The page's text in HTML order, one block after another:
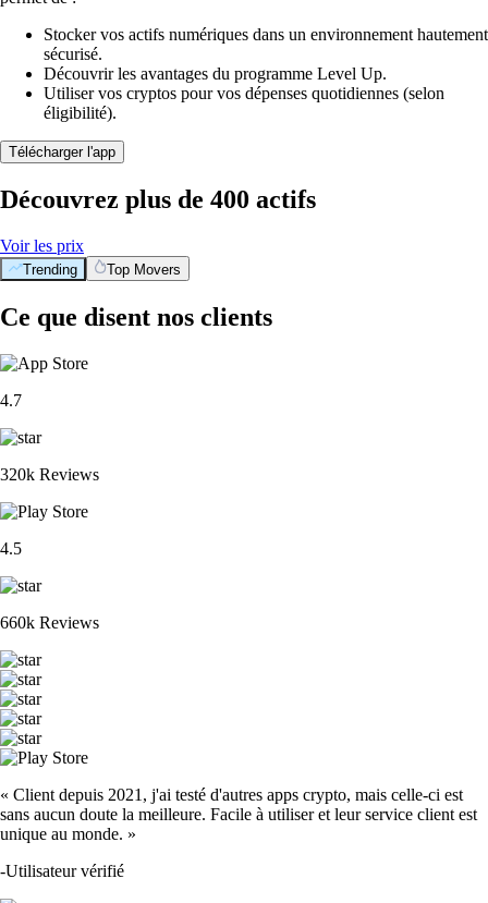
Stocker vos actifs numériques dans un environnement hautement
sécurisé.
Découvrir les avantages du programme Level Up.
Utiliser vos cryptos pour vos dépenses quotidiennes (selon
éligibilité).
Télécharger l'app
Découvrez plus de 400 actifs
Voir les prix
Trending Top Movers
Ce que disent nos clients
4.7
320k Reviews
4.5
660k Reviews
« Client depuis 2021, j'ai testé d'autres apps crypto, mais celle-ci est
sans aucun doute la meilleure. Facile à utiliser et leur service client est
unique au monde. »
-Utilisateur vérifié